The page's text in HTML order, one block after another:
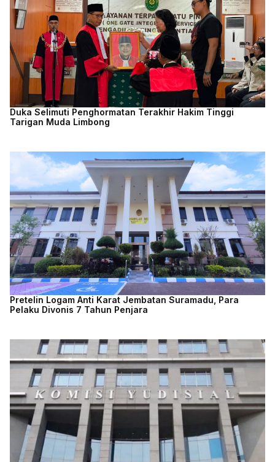
Duka Selimuti Penghormatan Terakhir Hakim Tinggi
Tarigan Muda Limbong
Pretelin Logam Anti Karat Jembatan Suramadu, Para
Pelaku Divonis 7 Tahun Penjara